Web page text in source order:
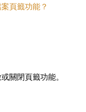
頁籤功能？
關閉頁籤功能。